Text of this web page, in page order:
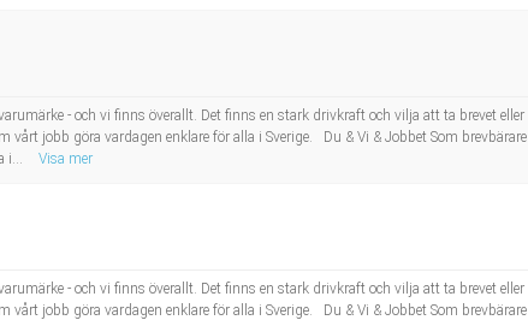
- och vi finns överallt. Det finns en stark drivkraft och vilja att ta brevet eller
jobb göra vardagen enklare för alla i Sverige. Du & Vi & Jobbet Som brevbärare
i...
Visa mer
- och vi finns överallt. Det finns en stark drivkraft och vilja att ta brevet eller
jobb göra vardagen enklare för alla i Sverige. Du & Vi & Jobbet Som brevbärare